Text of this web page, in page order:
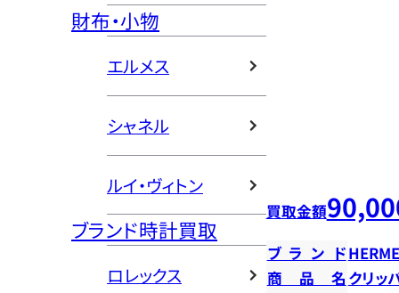
財布・小物
エルメス
シャネル
ルイ・ヴィトン
ブランド時計買取
ロレックス
買取金額
ブランド
商品名 クリ